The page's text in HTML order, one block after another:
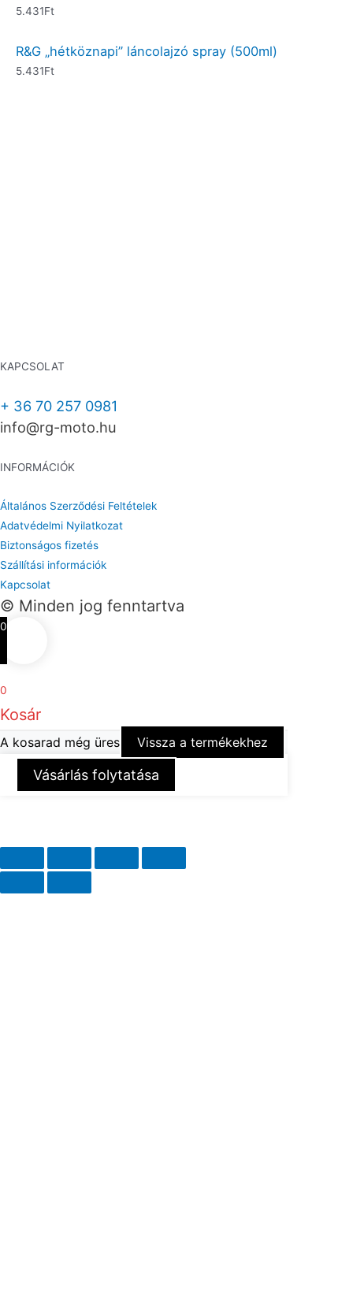
5.431Ft
R&G „hétköznapi” láncolajzó spray (500ml)
5.431Ft
KAPCSOLAT
+ 36 70 257 0981
info@rg-moto.hu
INFORMÁCIÓK
Általános Szerződési Feltételek
Adatvédelmi Nyilatkozat
Biztonságos fizetés
Szállítási információk
Kapcsolat
© Minden jog fenntartva
0
0
Kosár
A kosarad még üres Vissza a termékekhez
Vásárlás folytatása